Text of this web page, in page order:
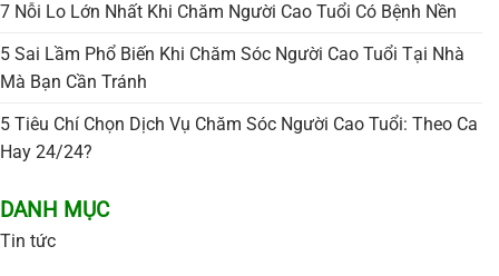
7 Nỗi Lo Lớn Nhất Khi Chăm Người Cao Tuổi Có Bệnh Nền
5 Sai Lầm Phổ Biến Khi Chăm Sóc Người Cao Tuổi Tại Nhà
Mà Bạn Cần Tránh
5 Tiêu Chí Chọn Dịch Vụ Chăm Sóc Người Cao Tuổi: Theo Ca
Hay 24/24?
DANH MỤC
Tin tức